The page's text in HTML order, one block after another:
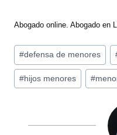
Abogado online. Abogado en
Etiquetas
de
la
#defensa de menores
#hijos menores #